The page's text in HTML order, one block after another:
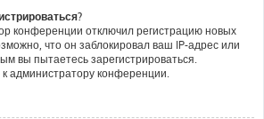
конференции отключил регистрацию новых
что он заблокировал ваш IP-адрес или
вы пытаетесь зарегистрироваться.
администратору конференции.